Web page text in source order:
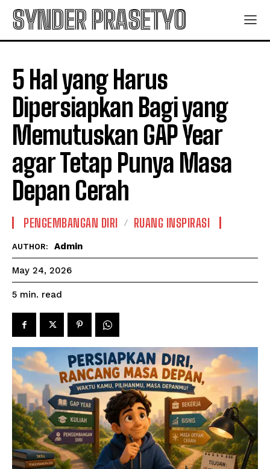
SYNDER PRASETYO
5 Hal yang Harus
Dipersiapkan Bagi yang
Memutuskan GAP Year
agar Tetap Punya Masa
Depan Cerah
PENGEMBANGAN DIRI RUANG INSPIRASI
AUTHOR: Admin
May 24, 2026
5 min. read